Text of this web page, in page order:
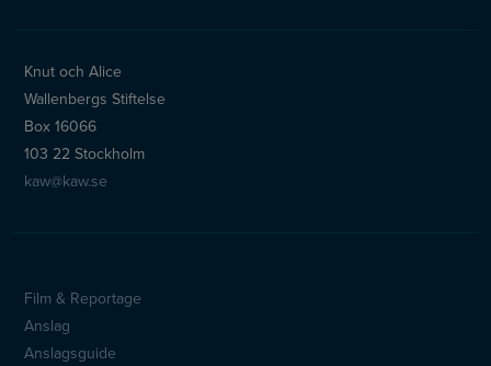
Knut och Alice
Wallenbergs Stiftelse
Box 16066
103 22 Stockholm
kaw@kaw.se
Sidfotsmeny
Film & Reportage
Anslag
Anslagsguide